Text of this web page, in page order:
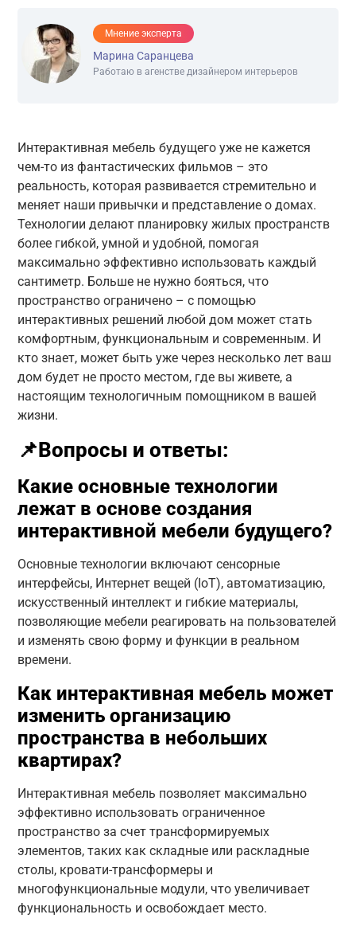
Мнение эксперта
Марина Саранцева
Работаю в агенстве дизайнером интерьеров
Интерактивная мебель будущего уже не кажется
чем-то из фантастических фильмов – это
реальность, которая развивается стремительно и
меняет наши привычки и представление о домах.
Технологии делают планировку жилых пространств
более гибкой, умной и удобной, помогая
максимально эффективно использовать каждый
сантиметр. Больше не нужно бояться, что
пространство ограничено – с помощью
интерактивных решений любой дом может стать
комфортным, функциональным и современным. И
кто знает, может быть уже через несколько лет ваш
дом будет не просто местом, где вы живете, а
настоящим технологичным помощником в вашей
жизни.
📌Вопросы и ответы:
Какие основные технологии
лежат в основе создания
интерактивной мебели будущего?
Основные технологии включают сенсорные
интерфейсы, Интернет вещей (IoT), автоматизацию,
искусственный интеллект и гибкие материалы,
позволяющие мебели реагировать на пользователей
и изменять свою форму и функции в реальном
времени.
Как интерактивная мебель может
изменить организацию
пространства в небольших
квартирах?
Интерактивная мебель позволяет максимально
эффективно использовать ограниченное
пространство за счет трансформируемых
элементов, таких как складные или раскладные
столы, кровати-трансформеры и
многофункциональные модули, что увеличивает
функциональность и освобождает место.